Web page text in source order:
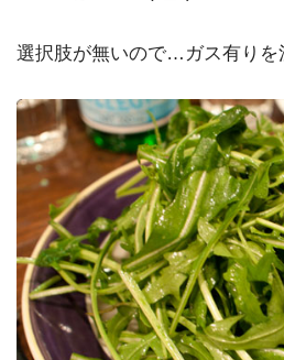
選択肢が無いので…ガス有りを